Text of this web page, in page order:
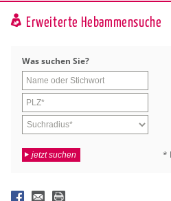
Erweiterte Hebammensuche
Was su­chen Sie?
jetzt suchen *